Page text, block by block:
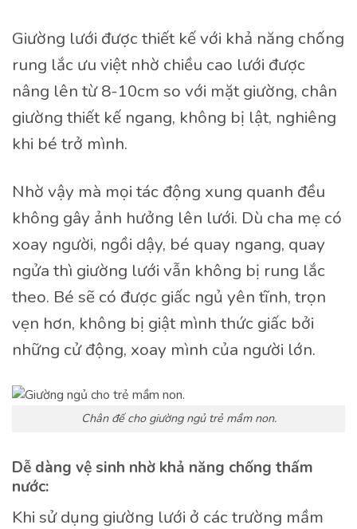
Giường lưới được thiết kế với khả năng chống
rung lắc ưu việt nhờ chiều cao lưới được
nâng lên từ 8-10cm so với mặt giường, chân
giường thiết kế ngang, không bị lật, nghiêng
khi bé trở mình.
Nhờ vậy mà mọi tác động xung quanh đều
không gây ảnh hưởng lên lưới. Dù cha mẹ có
xoay người, ngồi dậy, bé quay ngang, quay
ngửa thì giường lưới vẫn không bị rung lắc
theo. Bé sẽ có được giấc ngủ yên tĩnh, trọn
vẹn hơn, không bị giật mình thức giấc bởi
những cử động, xoay mình của người lớn.
Chân đế cho giường ngủ trẻ mầm non.
Dễ dàng vệ sinh nhờ khả năng chống thấm
nước:
Khi sử dụng giường lưới ở các trường mầm